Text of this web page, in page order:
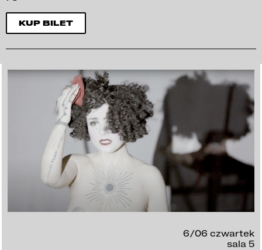
KUP BILET
6/06 czwartek
sala 5